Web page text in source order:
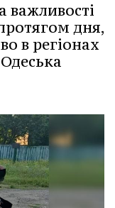
важливості
дня,
в регіонах